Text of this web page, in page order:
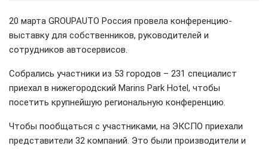
20 марта GROUPAUTO Россия провела конференцию-
выставку для собственников, руководителей и
сотрудников автосервисов.
Собрались участники из 53 городов – 231 специалист
приехал в нижегородский Marins Park Hotel, чтобы
посетить крупнейшую региональную конференцию.
Чтобы пообщаться с участниками, на ЭКСПО приехали
представители 32 компаний. Это были производители и